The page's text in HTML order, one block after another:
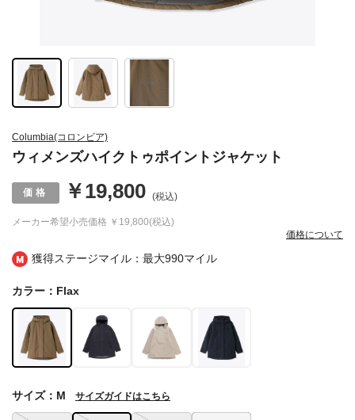
獲得ステージマイル：最大990マイル
Columbia(コロンビア)
ウィメンズハイクトゥポイントジャケット
メーカー希望小売価格 ￥19,800(税込)
￥19,800 (税込)
価格について
カラー：Flax
サイズ：M サイズガイドはこちら